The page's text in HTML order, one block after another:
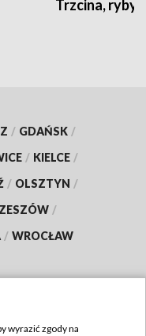
Trzcina, ryby
/ GDAŃSK /
/ KIELCE /
/ OLSZTYN /
/
/ WROCŁAW
wyrazić zgody na